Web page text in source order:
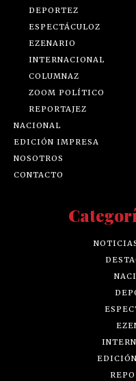
DEPORTEZ
ESPECTÁCULOZ
EZENARIO
INTERNACIONAL
COLUMNAZ
ZOOM POLÍTICO
REPORTAJEZ
NACIONAL
EDICIÓN IMPRESA
NOSOTROS
CONTACTO